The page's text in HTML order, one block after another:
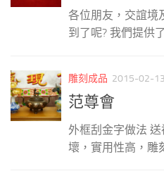
各位朋友，交誼境
到了呢? 我們提供
雕刻成品 2015-02-13
范尊會
外框刮金字做法
壞，實用性高，雕